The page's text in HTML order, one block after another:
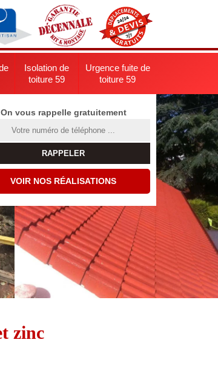
Isolation de
toiture 59
Urgence fuite de
toiture 59
On vous rappelle gratuitement
VOIR NOS RÉALISATIONS
zinc